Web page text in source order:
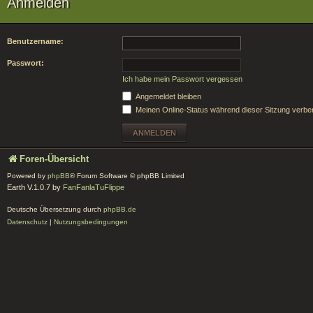
Benutzername:
Passwort:
Ich habe mein Passwort vergessen
Angemeldet bleiben
Meinen Online-Status während dieser Sitzung
Foren-Übersicht
Powered by phpBB® Forum Software © phpBB Limited
Earth V.1.0.7 by FanFanlaTuFlippe
Deutsche Übersetzung durch phpBB.de
Datenschutz | Nutzungsbedingungen